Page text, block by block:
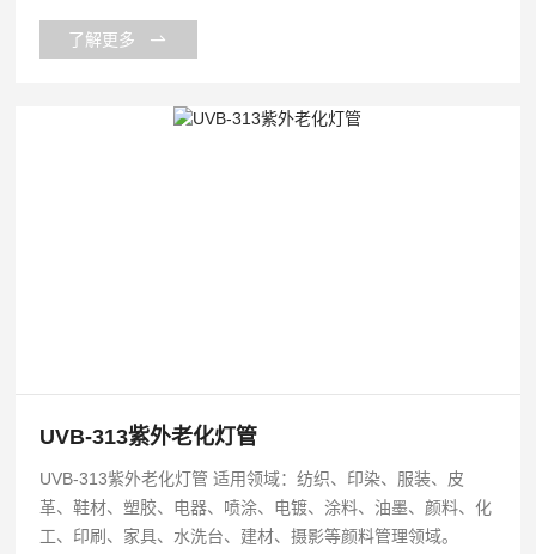
了解更多
UVB-313紫外老化灯管
UVB-313紫外老化灯管 适用领域：纺织、印染、服装、皮
革、鞋材、塑胶、电器、喷涂、电镀、涂料、油墨、颜料、化
工、印刷、家具、水洗台、建材、摄影等颜料管理领域。